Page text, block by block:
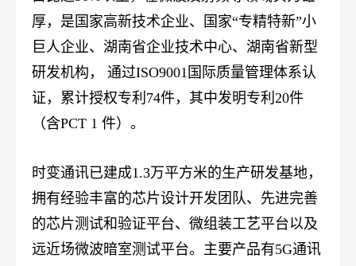
厚，是国家高新技术企业、国家“专精特新”小
巨人企业、湖南省企业技术中心、湖南省新型
研发机构， 通过ISO9001国际质量管理体系认
证，累计授权专利74件，其中发明专利20件
（含PCT 1 件）。
时变通讯已建成1.3万平方米的生产研发基地，
拥有经验丰富的芯片设计开发团队、先进完善
的芯片测试和验证平台、微组装工艺平台以及
远近场微波暗室测试平台。主要产品有5G通讯